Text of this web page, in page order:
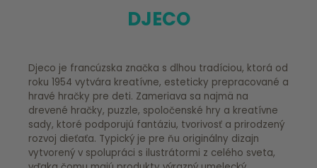
DJECO
Djeco je francúzska značka s dlhou tradíciou, ktorá od
roku 1954 vytvára kreatívne, esteticky prepracované a
hravé hračky pre deti. Zameriava sa najmä na
drevené hračky, puzzle, spoločenské hry a kreatívne
sady, ktoré podporujú fantáziu, tvorivosť a prirodzený
rozvoj dieťaťa. Typický je pre ňu originálny dizajn
vytvorený v spolupráci s ilustrátormi z celého sveta,